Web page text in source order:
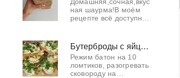
фаршированные яйца
со свеклой
ная шаурма!В моём
рецепте всё доступно,
понравится многим,
как взрослым,так и
детям. Плюс ко всем
Бутерброды с яйцом, чесноком и зеленью
Режим батон на 10
ломтиков, разогревать
сковороду на